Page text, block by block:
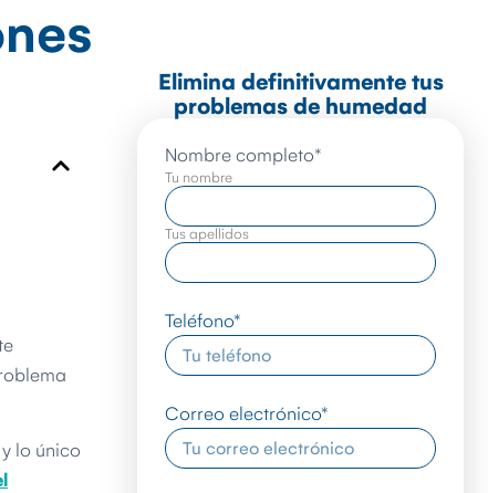
lo único
Elimina definitivamente tus
problemas de humedad
Nombre completo*
Tu nombre
Tus apellidos
Teléfono*
Correo electrónico*